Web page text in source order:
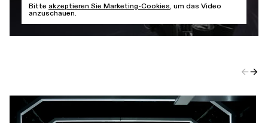
Bitte akzeptieren Sie Marketing-Cookies , um das Video
anzuschauen.
←→